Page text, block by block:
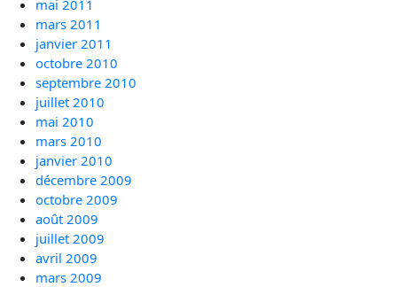
mai 2011
mars 2011
janvier 2011
octobre 2010
septembre 2010
juillet 2010
mai 2010
mars 2010
janvier 2010
décembre 2009
octobre 2009
août 2009
juillet 2009
avril 2009
mars 2009